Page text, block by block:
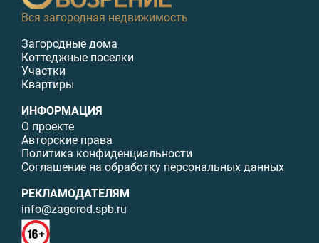
Вся загородная недвижимость
Загородные дома
Коттеджные поселки
Участки
Квартиры
ИНФОРМАЦИЯ
О проекте
Авторские права
Политика конфиденциальности
Соглашение на обработку персональных данных
РЕКЛАМОДАТЕЛЯМ
info@zagorod.spb.ru